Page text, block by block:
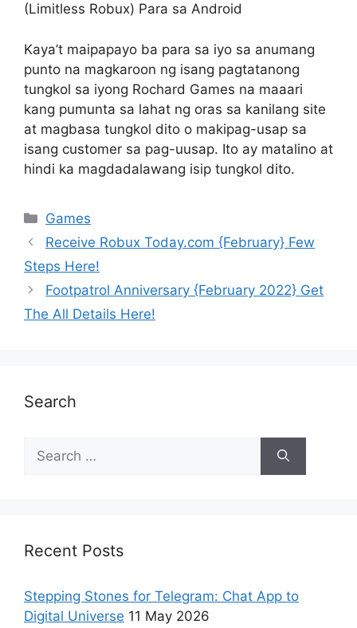
(Limitless Robux) Para sa Android
Kaya’t maipapayo ba para sa iyo sa anumang
punto na magkaroon ng isang pagtatanong
tungkol sa iyong Rochard Games na maaari
kang pumunta sa lahat ng oras sa kanilang site
at magbasa tungkol dito o makipag-usap sa
isang customer sa pag-uusap. Ito ay matalino at
hindi ka magdadalawang isip tungkol dito.
Games
Receive Robux Today.com {February} Few
Steps Here!
Footpatrol Anniversary {February 2022} Get
The All Details Here!
Search
Recent Posts
Stepping Stones for Telegram: Chat App to
Digital Universe 11 May 2026